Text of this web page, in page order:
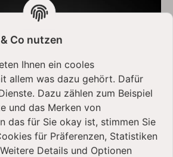
Co nutzen
Ihnen ein cooles
allem was dazu gehört. Dafür
Dazu zählen zum Beispiel
und das Merken von
das für Sie okay ist, stimmen Sie
für Präferenzen, Statistiken
Details und Optionen